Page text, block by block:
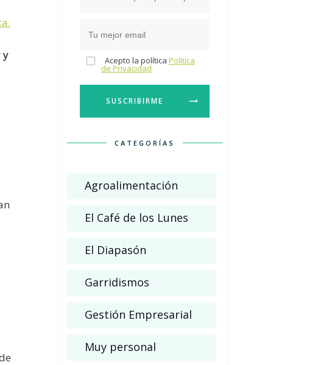
y
Acepto la política Política
de Privacidad
SUSCRIBIRME
CATEGORÍAS
Agroalimentación
El Café de los Lunes
El Diapasón
Garridismos
Gestión Empresarial
Muy personal